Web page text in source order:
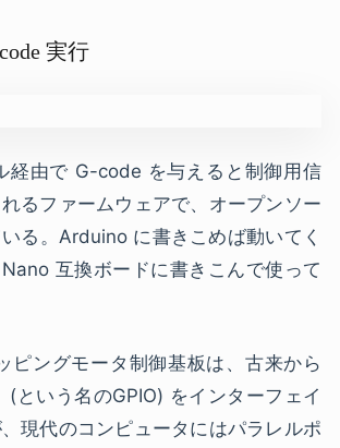
実行
経由で G-code を与えると制御用信
るファームウェアで、オープンソー
る。Arduino に書きこめば動いてく
互換ボードに書きこんで使って
ピングモータ制御基板は、古来から
(という名のGPIO) をインターフェイ
現代のコンピュータにはパラレルポ